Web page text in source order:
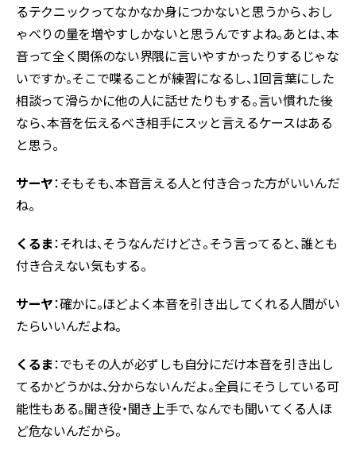
るテクニックってなかなか身につかないと思うから、おし
ゃべりの量を増やすしかないと思うんですよね。あとは、本
音って全く関係のない界隈に言いやすかったりするじゃな
いですか。そこで喋ることが練習になるし、1回言葉にした
相談って滑らかに他の人に話せたりもする。言い慣れた後
なら、本音を伝えるべき相手にスッと言えるケースはある
と思う。
サーヤ：そもそも、本音言える人と付き合った方がいいんだ
ね。
くるま：それは、そうなんだけどさ。そう言ってると、誰とも
付き合えない気もする。
サーヤ：確かに。ほどよく本音を引き出してくれる人間がい
たらいいんだよね。
くるま：でもその人が必ずしも自分にだけ本音を引き出し
てるかどうかは、分からないんだよ。全員にそうしている可
能性もある。聞き役・聞き上手で、なんでも聞いてくる人ほ
ど危ないんだから。